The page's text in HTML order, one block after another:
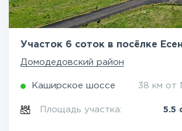
Участок 6 соток в посёлке
Домодедовский район
Каширское шоссе 38 км от
Площадь участка: 5.5